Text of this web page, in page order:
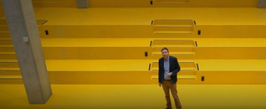
Czy ja dobrze